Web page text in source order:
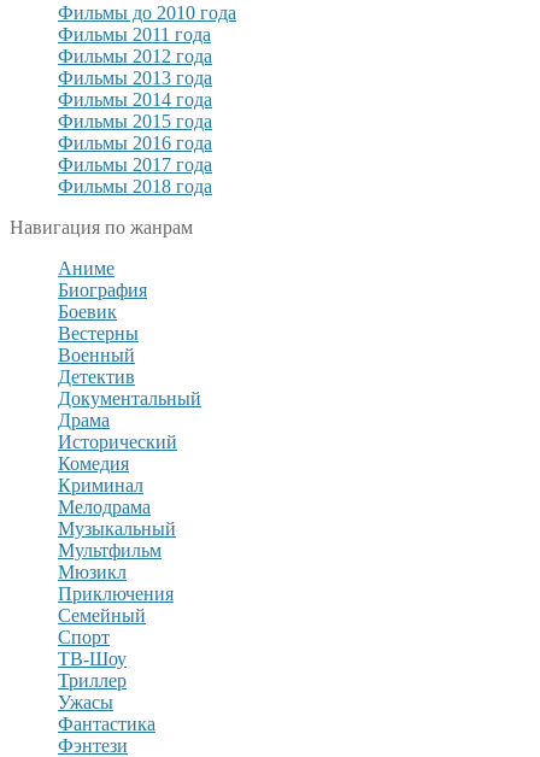
Фильмы до 2010 года
Фильмы 2011 года
Фильмы 2012 года
Фильмы 2013 года
Фильмы 2014 года
Фильмы 2015 года
Фильмы 2016 года
Фильмы 2017 года
Фильмы 2018 года
Навигация по жанрам
Аниме
Биография
Боевик
Вестерны
Военный
Детектив
Документальный
Драма
Исторический
Комедия
Криминал
Мелодрама
Музыкальный
Мультфильм
Мюзикл
Приключения
Семейный
Спорт
ТВ-Шоу
Триллер
Ужасы
Фантастика
Фэнтези